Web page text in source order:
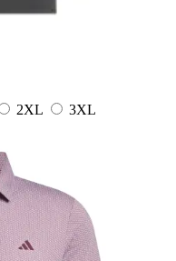
2XL
3XL